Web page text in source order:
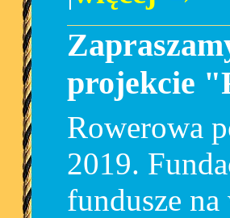
projekcie
Rowerowa
2019.
fundusze